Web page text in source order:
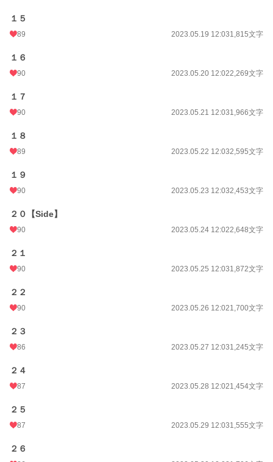
１５
89 2023.05.19 12:031,815文字
１６
90 2023.05.20 12:022,269文字
１７
90 2023.05.21 12:031,966文字
１８
89 2023.05.22 12:032,595文字
１９
90 2023.05.23 12:032,453文字
２０【Side】
90 2023.05.24 12:022,648文字
２１
90 2023.05.25 12:031,872文字
２２
90 2023.05.26 12:021,700文字
２３
86 2023.05.27 12:031,245文字
２４
87 2023.05.28 12:021,454文字
２５
87 2023.05.29 12:031,555文字
２６